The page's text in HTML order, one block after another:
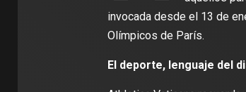
invocada desde el 13 de
Olímpicos de París.
El deporte, lenguaje del